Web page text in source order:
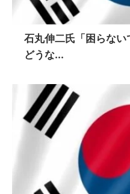
石丸伸二氏「困らな
どうな...